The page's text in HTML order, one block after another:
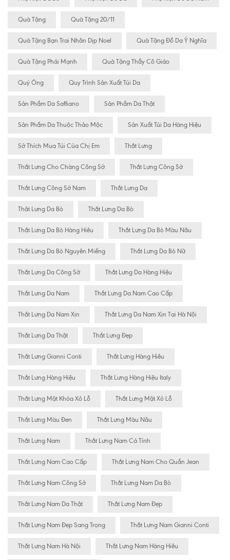
Quà Tặng Quà Tặng 20/11
Quà Tặng Bạn Trai Nhân Dịp Noel Quà Tặng Đồ Da Ý Nghĩa
Quà Tặng Phái Mạnh Quà Tặng Thầy Cô Giáo
Quý Ông Quy Trình Sản Xuất Túi Da
Sản Phẩm Da Saffiano Sản Phẩm Da Thật
Sản Phẩm Da Thuộc Thảo Mộc Sản Xuất Túi Da Hàng Hiệu
Sở Thích Mua Túi Của Chị Em Thắt Lưng
Thắt Lưng Cho Chàng Công Sở Thắt Lưng Công Sở
Thắt Lưng Công Sở Nam Thắt Lưng Da
Thăt Lưng Da Bò Thắt Lưng Da Bò
Thắt Lưng Da Bò Hàng Hiêu Thắt Lưng Da Bò Màu Nâu
Thắt Lưng Da Bò Nguyên Miếng Thắt Lưng Da Bò Nữ
Thắt Lưng Da Công Sở Thắt Lưng Da Hàng Hiệu
Thắt Lưng Da Nam Thắt Lưng Da Nam Cao Cấp
Thắt Lưng Da Nam Xịn Thắt Lưng Da Nam Xịn Tại Hà Nội
Thắt Lưng Da Thật Thắt Lưng Đẹp
Thắt Lưng Gianni Conti Thắt Lưng Hàng Hiêu
Thắt Lưng Hàng Hiệu Thắt Lưng Hàng Hiệu Italy
Thắt Lưng Mặt Khóa Xỏ Lỗ Thắt Lưng Mặt Xỏ Lỗ
Thắt Lưng Màu Đen Thắt Lưng Màu Nâu
Thắt Lưng Nam Thắt Lưng Nam Cá Tính
Thắt Lưng Nam Cao Cấp Thắt Lưng Nam Cho Quần Jean
Thắt Lưng Nam Công Sở Thắt Lưng Nam Da Bò
Thắt Lưng Nam Da Thật Thắt Lưng Nam Đẹp
Thắt Lưng Nam Đẹp Sang Trọng Thắt Lưng Nam Gianni Conti
Thắt Lưng Nam Hà Nội Thắt Lưng Nam Hàng Hiêu